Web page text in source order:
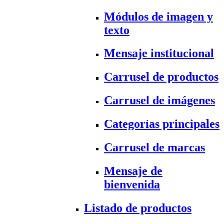
Módulos de imagen y
texto
Mensaje institucional
Carrusel de productos
Carrusel de imágenes
Categorías principales
Carrusel de marcas
Mensaje de
bienvenida
Listado de productos